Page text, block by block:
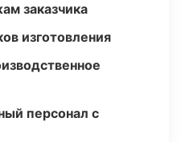
заказчика
изготовления
персонал с